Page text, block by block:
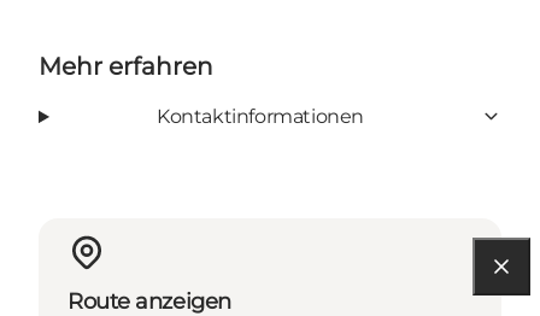
Mehr erfahren
Kontaktinformationen
Route anzeigen